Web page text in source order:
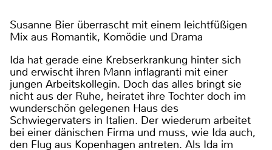
Susanne Bier überrascht mit einem leichtfüßigen
Mix aus Romantik, Komödie und Drama
Ida hat gerade eine Krebserkrankung hinter sich
und erwischt ihren Mann inflagranti mit einer
jungen Arbeitskollegin. Doch das alles bringt sie
nicht aus der Ruhe, heiratet ihre Tochter doch im
wunderschön gelegenen Haus des
Schwiegervaters in Italien. Der wiederum arbeitet
bei einer dänischen Firma und muss, wie Ida auch,
den Flug aus Kopenhagen antreten. Als Ida im